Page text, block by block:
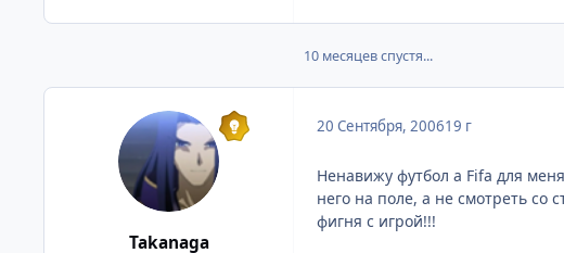
10 месяцев спустя...
Takanaga
20 Сентября, 200619 г
Ненавижу футбол а Fifa для
него на поле, а не смотреть со
фигня с игрой!!!